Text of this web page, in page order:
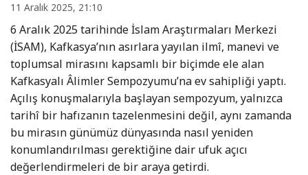
11 Aralık 2025, 21:10
6 Aralık 2025 tarihinde İslam Araştırmaları Merkezi
(İSAM), Kafkasya’nın asırlara yayılan ilmî, manevi ve
toplumsal mirasını kapsamlı bir biçimde ele alan
Kafkasyalı Âlimler Sempozyumu’na ev sahipliği yaptı.
Açılış konuşmalarıyla başlayan sempozyum, yalnızca
tarihî bir hafızanın tazelenmesini değil, aynı zamanda
bu mirasın günümüz dünyasında nasıl yeniden
konumlandırılması gerektiğine dair ufuk açıcı
değerlendirmeleri de bir araya getirdi.